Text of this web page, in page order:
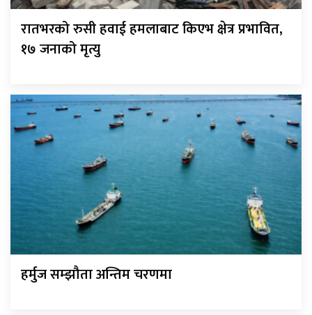
रातभरको रुसी हवाई हमलाबाट किएभ क्षेत्र प्रभावित,
१७ जनाको मृत्यु
हर्मुज सम्झौता अन्तिम चरणमा